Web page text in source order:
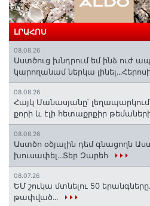
ԼՐԱՀՈՍ
08.08.26
Աստծուց խնդրում եմ ինձ ուժ
կարողանամ ներկա
08.08.26
Հայկ Մանասյանը՝
քորի և էլի հետաքրքիր թեմաների
08.08.26
Աստծո օծյալին դեմ գնացողն
խուսափել․․․Տեր Զարեհ
08.07.26
ԵՄ շուկա մտնելու 50
թափված․․․